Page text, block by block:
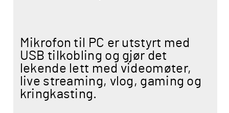
Mikrofon til PC er utstyrt med
USB tilkobling og gjør det
lekende lett med videomøter,
live streaming, vlog, gaming og
kringkasting.